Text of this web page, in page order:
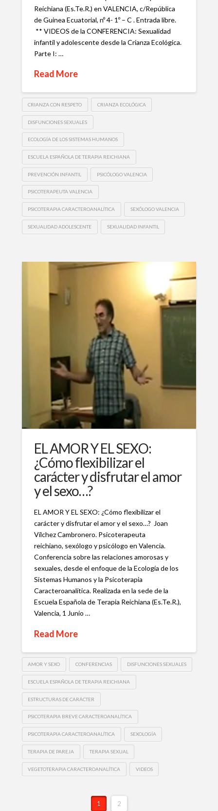
Reichiana (Es.Te.R.) en VALENCIA, c/República
de Guinea Ecuatorial, nº 4- 1º – C . Entrada libre.
** VIDEOS de la CONFERENCIA: Sexualidad
infantil y adolescente desde la Crianza Ecológica.
Parte I: …
Read More
CRIANZA CON RESPETO CRIANZA ECOLÓGICA
DISFUNCIONES SEXUALES
ECOLOGÍA DE LOS SISTEMAS HUMANOS
ESCUELA ESPAÑOLA DE TERAPIA REICHIANA
PREVENCIÓN INFANTIL PSICÓLOGO VALENCIA
PSICOTERAPEUTA VALENCIA
PSICOTERAPIA CARACTEROANALÍTICA SEXÓLOGO VALENCIA
SEXUALIDAD ADOLESCENTE SEXUALIDAD INFANTIL
EL AMOR Y EL SEXO:
¿Cómo flexibilizar el
carácter y disfrutar el amor
y el sexo…?
EL AMOR Y EL SEXO: ¿Cómo flexibilizar el
carácter y disfrutar el amor y el sexo…? Joan
Vílchez Cambronero. Psicoterapeuta
reichiano, sexólogo y psicólogo en Valencia.
Conferencia sobre las relaciones amorosas y
sexuales, desde el enfoque de la Ecología de los
Sistemas Humanos y la Psicoterapia
Caracteroanalítica. Realizada en la sede de la
Escuela Española de Terapia Reichiana (Es.Te.R.),
Valencia, 1 Junio …
Read More
AMOR Y SEXO CONFERENCIAS DISFUNCIONES SEXUALES
ESCUELA ESPAÑOLA DE TERAPIA REICHIANA
ESTRUCTURAS DE CARÁCTER
PSICOTERAPIA BREVE CARACTEROANALÍTICA
PSICOTERAPIA CARACTEROANALÍTICA SEXOLOGÍA
TERAPIA DE PAREJA TERAPIA SEXUAL
VEGETOTERAPIA CARACTEROANALÍTICA VIDEOS
1 2